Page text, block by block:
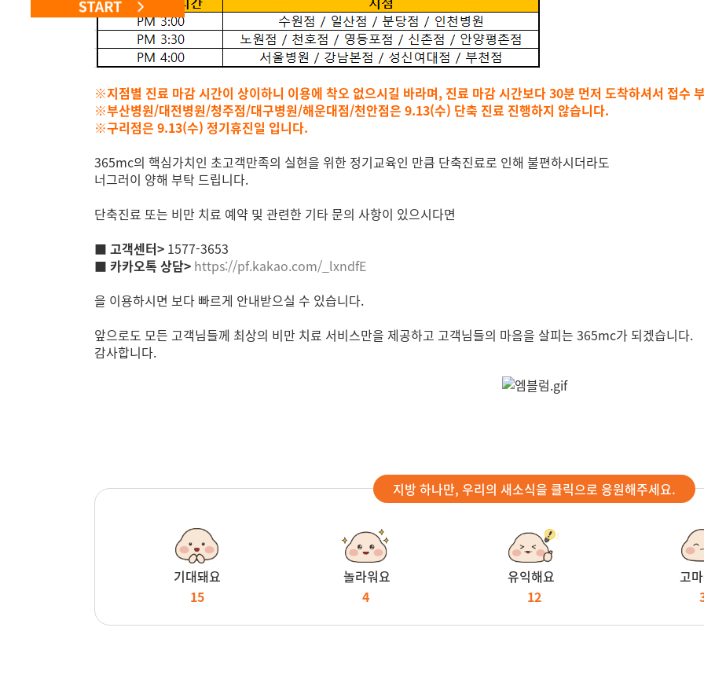
※지점별 진료 마감 시간이 상이하니 이용에 착오 없으시길 바라며, 진료 마감 시간보다 30분 먼저 도착하셔서 접수
※부산병원/대전병원/청주점/대구병원/해운대점/천안점은 9.13(수) 단축 진료 진행하지 않습니다.
※구리점은 9.13(수) 정기휴진일 입니다.
365mc의 핵심가치인 초고객만족의 실현을 위한 정기교육인 만큼 단축진료로 인해 불편하시더라도
너그러이 양해 부탁 드립니다.
단축진료 또는 비만 치료 예약 및 관련한 기타 문의 사항이 있으시다면
■ 고객센터> 1577-3653
■ 카카오톡 상담> https://pf.kakao.com/_lxndfE
을 이용하시면 보다 빠르게 안내받으실 수 있습니다.
앞으로도 모든 고객님들께 최상의 비만 치료 서비스만을 제공하고 고객님들의 마음을 살피는 365mc가 되겠습니다.
감사합니다.
지방 하나만, 우리의 새소식을 클릭으로 응원해주세요.
기대돼요
15
놀라워요
4
유익해요
12
고